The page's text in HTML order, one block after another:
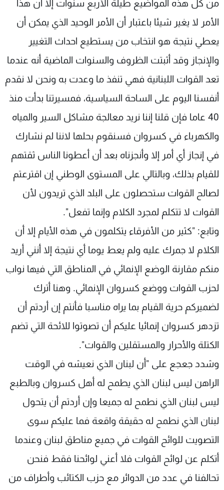
من كل هذه المواضيع طيلة الأربع سنوات إلا ان هذا
الأمر لا يغير شيئا باعتبار أن الأمر الوحيد الذي يمكن أن
يعطي نتيجة هو انتخاب من يستطيع احداث التغيير
والإنجاز وقد أثبتت الظروف والسنوات الماضية أنه عندما
تعد القوات اللبنانية فهي تنفذ ما وعدت به ونحن لا نقدم
أنفسنا اليوم على الساحة السياسية، فمسيرتنا بدأت منذ
40 عاما فإن قلنا إننا نريد معالجة مشاكل السير والمياه
والكهرباء في كسروان فسنقوم بحلها لاننا لم نشارك
في إنجاز أي أمر إلا وأنجزناه بعد أن أعطونا الناس ثقتهم
للقيام بذلك، وبالتالي على المستوى الوطني إن اقترعتم
لصالح القوات ستحصلون على البلد الذي تريدون لأن
القوات لا تتكلم لمجرد الكلام وإنما تفعل".
وتابع: "كثير من الأفرقاء يتكلمون في هذه الأيام إلا أن
الكلام لا جمرك عليه ولم يعط يوما أي نتيجة إلا أنني أريد
منكم مقارنة الوضع الإنمائي في المناطق التي فيها نواب
لحزب القوات ووضع كسروان الإنمائي. وهنا أترك
لضميركم حرية القيام بما يراه مناسبا فأنتم إن أردتم أن
تزدهر كسروان إنمائيا عليكم أن تصوتوا للائحة التي تضم
الكتلة والأحرار والمستقلين والقوات".
وشدد جعجع على "أن لبنان الذي نعيشه في الوقت
الراهن ليس لبنان الذي يطمح له أهل كسروان وبالطبع
ليس لبنان الذي نطمح له جميعا وإن أردتم أن يتحول
لبنان الذي نطمح له حقيقة واقعة فما عليكم سوى
التصويت للوائح القوات في جميع مناطق لبنان وعندما
أتكلم عن لوائح القوات فلا أعني لوائحنا فقط فنحن
تحالفنا في عدد من الدوائر مع حزب الكتائب وأطراف من